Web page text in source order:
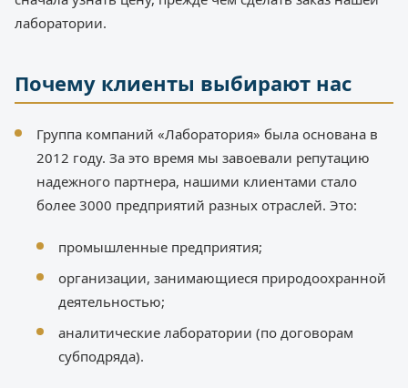
лаборатории.
Почему клиенты выбирают нас
Группа компаний «Лаборатория» была основана в
2012 году. За это время мы завоевали репутацию
надежного партнера, нашими клиентами стало
более 3000 предприятий разных отраслей. Это:
промышленные предприятия;
организации, занимающиеся природоохранной
деятельностью;
аналитические лаборатории (по договорам
субподряда).